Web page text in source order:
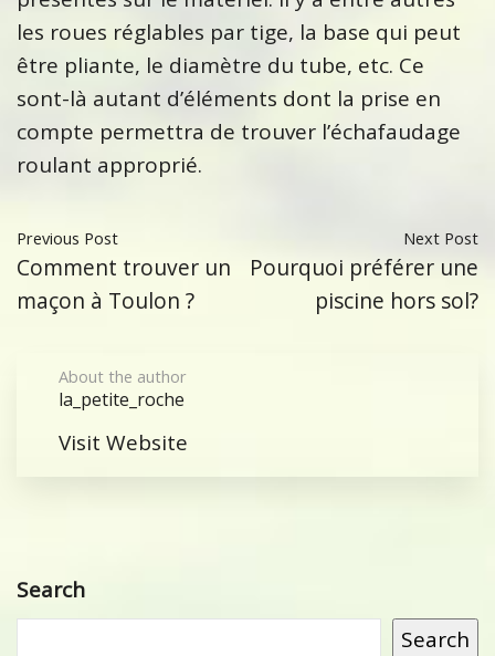
les roues réglables par tige, la base qui peut
être pliante, le diamètre du tube, etc. Ce
sont-là autant d’éléments dont la prise en
compte permettra de trouver l’échafaudage
roulant approprié.
Previous Post
Comment trouver un
maçon à Toulon ?
Next Post
Pourquoi préférer une
piscine hors sol?
About the author
la_petite_roche
Visit Website
Search
Search